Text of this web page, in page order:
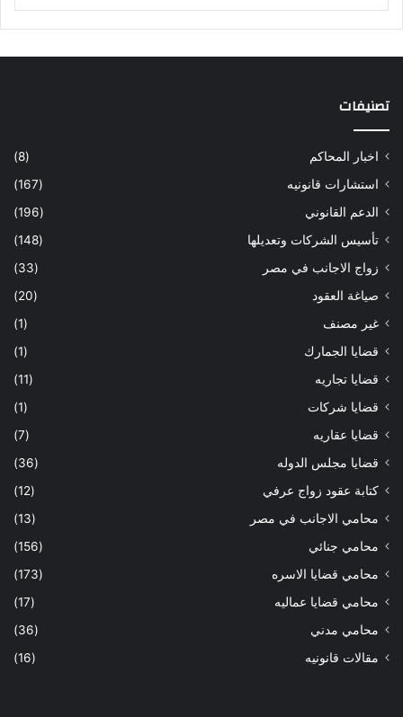
تصنيفات
اخبار المحاكم
(8)
استشارات قانونيه
(167)
الدعم القانوني
(196)
تأسيس الشركات وتعديلها
(148)
زواج الاجانب في مصر
(33)
صياغة العقود
(20)
غير مصنف
(1)
قضايا الجمارك
(1)
قضايا تجاريه
(11)
قضايا شركات
(1)
قضايا عقاريه
(7)
قضايا مجلس الدوله
(36)
كتابة عقود زواج عرفي
(12)
محامي الاجانب في مصر
(13)
محامي جنائي
(156)
محامي قضايا الاسره
(173)
محامي قضايا عماليه
(17)
محامي مدني
(36)
مقالات قانونيه
(16)